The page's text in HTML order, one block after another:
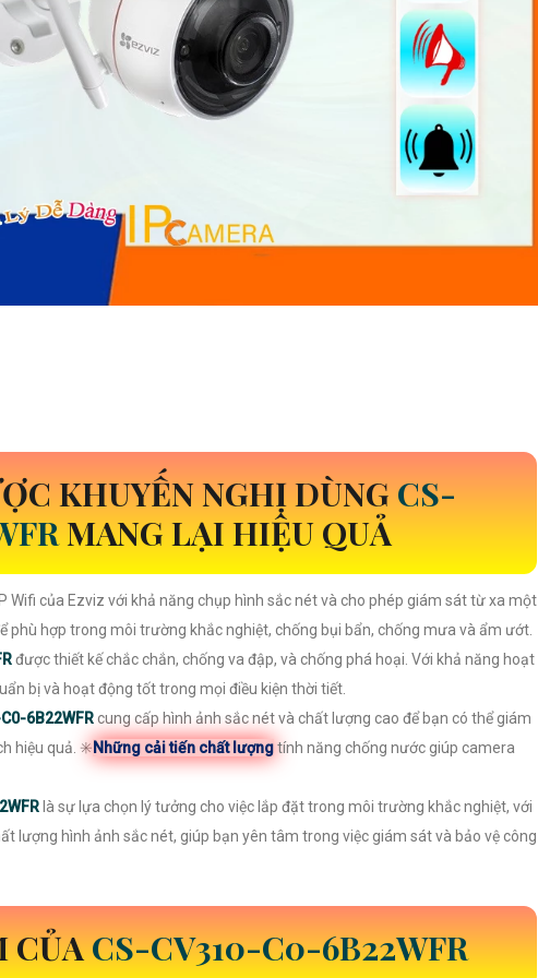
KHUYẾN NGHỊ DÙNGCS-
MANG LẠI HIỆU QUẢ
Wifi của Ezviz với khả năng chụp hình sắc nét và cho phép giám sát từ xa một
phù hợp trong môi trường khắc nghiệt, chống bụi bẩn, chống mưa và ẩm ướt.
được thiết kế chắc chắn, chống va đập, và chống phá hoại. Với khả năng hoạt
bị và hoạt động tốt trong mọi điều kiện thời tiết.
6B22WFRcung cấp hình ảnh sắc nét và chất lượng cao để bạn có thể giám
hiệu quả. ✳️Những cải tiến chất lượngtính năng chống nước giúp camera
là sự lựa chọn lý tưởng cho việc lắp đặt trong môi trường khắc nghiệt, với
lượng hình ảnh sắc nét, giúp bạn yên tâm trong việc giám sát và bảo vệ công
CỦACS-CV310-C0-6B22WFR